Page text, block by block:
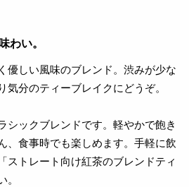
わい。
優しい風味のブレンド。渋みが少な
分のティーブレイクにどうぞ。
シックブレンドです。軽やかで飽き
、食事時でも楽しめます。手軽に飲
ストレート向け紅茶のブレンドティ